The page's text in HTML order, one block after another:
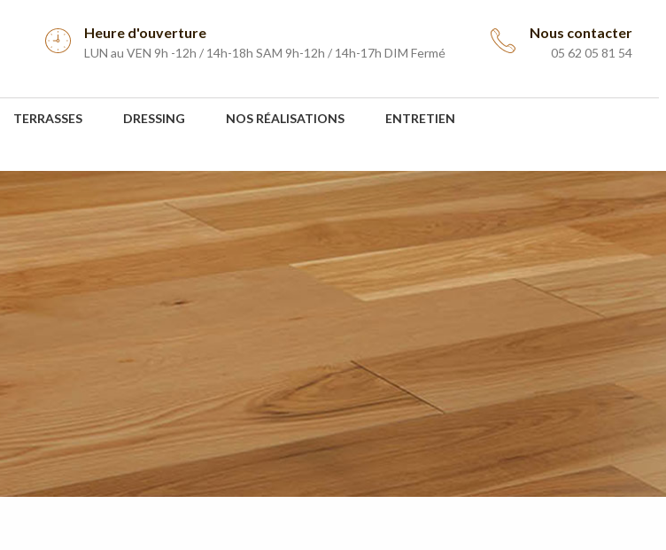
Heure d'ouverture
LUN au VEN 9h -12h / 14h-18h SAM 9h-12h / 14h-17h DIM Fermé
Nous contacter
05 62 05 81 54
TERRASSES DRESSING NOS RÉALISATIONS ENTRETIEN